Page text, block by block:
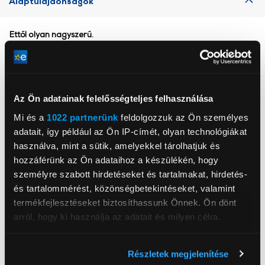
Az Ön adatainak felelősségteljes felhasználása
Mi és a 1022 partnerünk feldolgozzuk az Ön személyes
adatait, így például az Ön IP-címét, olyan technológiákat
használva, mint a sütik, amelyekkel tárolhatjuk és
hozzáférünk az Ön adataihoz a készülékén, hogy
személyre szabott hirdetéseket és tartalmakat, hirdetés-
és tartalommérést, közönségbetekintéseket, valamint
termékfejlesztéseket biztosíthassunk Önnek. Ön dönt
arról, hogy ki használja az adatait és milyen célra.
Részletek megjelenítése
Ettől olyan nagyszerű.
Ragyogóbb kijelző, mostantól ProMotion technológiával, akár
120 Hz‑es frissítési gyakorisággal. Strapabíró Ceramic Shield 2
Még imádni valóbb. Még ellenállóbb.
Megérkezett az új iPhone 17. Ívelt élekkel, keskenyebb peremekkel
és olyan ellenálló anyagokkal alkottuk meg, mint az előlapon
használt Ceramic Shield 2 – így hosszú időn át megőrzi
szépségét. A 6,3 hüvelykes Super Retina XDR-kijelzőn többet
láthatsz, és többet foglalkozhatsz azzal, amit szeretsz.